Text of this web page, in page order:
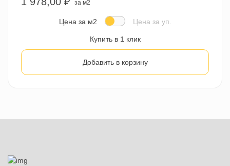
за м2
Цена за м2 Цена за уп.
Купить в 1 клик
Добавить в корзину